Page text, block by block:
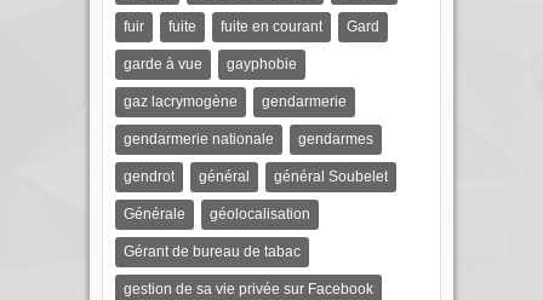
fuir fuite fuite en courant Gard
garde à vue gayphobie
gaz lacrymogène gendarmerie
gendarmerie nationale gendarmes
gendrot général général Soubelet
Générale géolocalisation
Gérant de bureau de tabac
gestion de sa vie privée sur Facebook